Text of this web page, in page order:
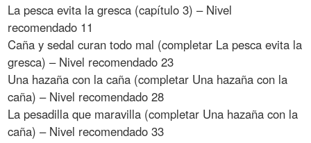
La pesca evita la gresca (capítulo 3) – Nivel
recomendado 11
Caña y sedal curan todo mal (completar La pesca evita la
gresca) – Nivel recomendado 23
Una hazaña con la caña (completar Una hazaña con la
caña) – Nivel recomendado 28
La pesadilla que maravilla (completar Una hazaña con la
caña) – Nivel recomendado 33